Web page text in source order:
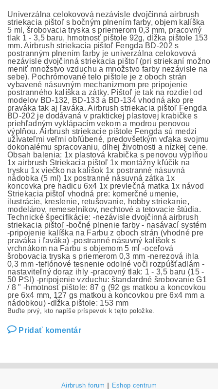
Univerzálna celokovová nezávisle dvojčinná airbrush
striekacia pištoľ s bočným plnením farby, objem kalíška
5 ml, šrobovacia tryska s priemerom 0,3 mm, pracovný
tlak 1 - 3,5 baru, hmotnosť pištole 92g, dĺžka pištole 153
mm. Airbrush striekacia pištoľ Fengda BD-202 s
postranným plnením farby je univerzálna celokovová
nezávisle dvojčinná striekacia pištoľ (pri striekaní možno
meniť množstvo vzduchu a množstvo farby nezávisle na
sebe). Pochrómované telo pištole je z oboch strán
vybavené násuvným mechanizmom pre pripojenie
postranného kalíška a zátky. Pištoľ je tak na rozdiel od
modelov BD-132, BD-133 a BD-134 vhodná ako pre
praváka tak aj ľaváka. Airbrush striekacia pištoľ Fengda
BD-202 je dodávaná v praktickej plastovej krabičke s
priehľadným vyklápacím vekom a modrou penovou
výplňou. Airbrush striekacie pištole Fengda sú medzi
užívateľmi veľmi obľúbené, predovšetkým vďaka svojmu
dokonalému spracovaniu, dlhej životnosti a nízkej cene.
Obsah balenia: 1x plastová krabička s penovou výplňou
1x airbrush Striekacia pištoľ 1x montážny kľúčik na
trysku 1x viečko na kalíšok 1x postranné násuvná
nádobka (5 ml) 1x postranné násuvná zátka 1x
koncovka pre hadicu 6x4 1x prevlečná matka 1x návod
Striekacia pištoľ vhodná pre: komerčné umenie,
ilustrácie, kreslenie, retušovanie, hobby striekanie,
modelárov, remeselníkov, nechtové a tetovacie štúdia.
Technické špecifikácie: -nezávisle dvojčinná airbrush
striekacia pištoľ -bočné plnenie farby - nasávací systém
-pripojenie kalíška na Farbu z oboch strán (vhodné pre
praváka i ľaváka) -postranné násuvný kalíšok s
vrchnákom na Farbu s objemom 5 ml -oceľová
šrobovacia tryska s priemerom 0,3 mm -nerezová ihla
0,3 mm -teflónové tesnenie odolné voči rozpúšťadlám -
nastaviteľný doraz ihly -pracovný tlak: 1 - 3,5 baru (15 -
50 PSI) -pripojenie vzduchu: štandardné šrobovanie G1
/ 8 " -hmotnosť pištole: 87 g (92 gs matkou a koncovkou
pre 6x4 mm, 127 gs matkou a koncovkou pre 6x4 mm a
nádobkou) -dĺžka pištole: 153 mm
Buďte prvý, kto napíše príspevok k tejto položke.
Pridať komentár
Airbrush forum Eshop centrum